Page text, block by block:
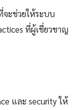
จะช่วยให้ระบบ
ที่ผู้เชี่ยวชาญ
และ security ให้